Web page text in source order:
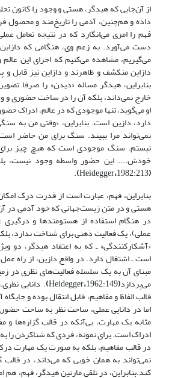
از آن‌جایی که هیدگر، هستی و وجود را کانون
داده و هم‌چنین، آدمی را تاریخ‌مند و محصول
فهم را امری می‌انگارد که در نتیجه تعامل
دست می‌آورد. به زعم وی، هنگامى که دازاین
مى‌گیریم، مشاهده مى‌کنیم که اجزاى این عالم
دازاین منکشف و ظاهرند و دازاین نیز قابل
بنابراین، هیدگر مساله «دیدن» را صرفا
خارج نمی‌داند، بلکه آن را در ساخت حضوری و
او می‌گوید، تنها موجودی که در عالم، ادراک
دارد، دازین است. بنابراین، «وقتی من به
نمی‌تواند مرا ببیند. سنگ برای من حاضر
نیستم. سنگ موجودی است که هیچ چیز
خودش.... این حضور واسطه وجود نیست،
(
1982:213،Heidegger
)
.
بنابراین، فهم، عبارت است از قدرت درک
هستی و در متن زیست‌جهانی که خود آدمی در
در هنگام استفاده از هستومندها و درگیری
عملی)، یک فعالیت ذهنی برای شناخت ندارد،
«آشکارکنندگی» ـ که به اعتقاد هیدگر، دو
است ـ اشتغال دارد. در واقع دازین، از راه
مبنای آن به یک سلسله فعالیت‌های نظری در
می‌پردازد(
1962:149،Heidegger
). دانایی
قالب الفاظ و مفاهیم، قابل انتقال بوده و
اما در دانایی عملی، ساحت نظر به ساحت حضوری
مثابه یک مهارت، بی‌آنکه در قالب گزاره‌ها و
ادراک است. برای نمونه، فردی که شناکردن را
در قالب مفاهیم، بلکه به صورت یک مهارت
نمی‌تواند به همان خوبی که می‌داند، در قالب
کند.بنابراین، در تلقی مارتین هیدگر، فهم،